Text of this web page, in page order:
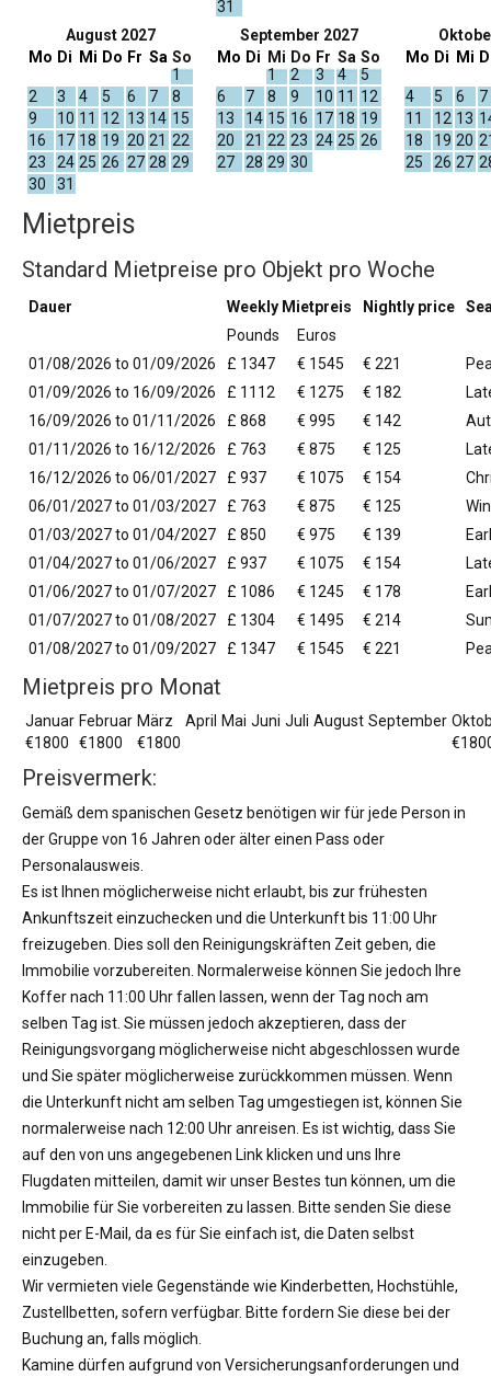
31
August 2027
Mo Di Mi Do Fr Sa So
1
2
3 4 5 6 7
8
9
10 11 12 13 14 15
16
17 18 19 20 21 22
23
24 25 26 27 28 29
30
31
September 2027
Mo Di
Mi
1
Do
2
Fr
3
Sa
4
So
5
6
7 8 9 10 11 12
13
14 15 16 17 18 19
20
21 22 23 24 25 26
27
28 29 30
Mo Di Mi
4 5 6
7
11
12 13
18
19 20
25
26 27
Mietpreis
Standard Mietpreise pro Objekt pro Woche
Dauer Weekly Mietpreis Nightly price
Pounds
Euros
01/08/2026 to 01/09/2026
£ 1347 € 1545 € 221
01/09/2026 to 16/09/2026
£ 1112 € 1275 € 182
16/09/2026 to 01/11/2026
£ 868 € 995 € 142
01/11/2026 to 16/12/2026
£ 763 € 875 € 125
16/12/2026 to 06/01/2027
£ 937 € 1075 € 154
06/01/2027 to 01/03/2027
£ 763 € 875 € 125
01/03/2027 to 01/04/2027
£ 850 € 975 € 139
01/04/2027 to 01/06/2027
£ 937 € 1075 € 154
01/06/2027 to 01/07/2027
£ 1086 € 1245 € 178
01/07/2027 to 01/08/2027
£ 1304 € 1495 € 214
01/08/2027 to 01/09/2027
£ 1347 € 1545 € 221
Mietpreis pro Monat
Januar Februar März April Mai Juni Juli August September
€1800
€1800 €1800
Preisvermerk:
Gemäß dem spanischen Gesetz benötigen wir für jede Person in
der Gruppe von 16 Jahren oder älter einen Pass oder
Personalausweis.
Es ist Ihnen möglicherweise nicht erlaubt, bis zur frühesten
Ankunftszeit einzuchecken und die Unterkunft bis 11:00 Uhr
freizugeben. Dies soll den Reinigungskräften Zeit geben, die
Immobilie vorzubereiten. Normalerweise können Sie jedoch Ihre
Koffer nach 11:00 Uhr fallen lassen, wenn der Tag noch am
selben Tag ist. Sie müssen jedoch akzeptieren, dass der
Reinigungsvorgang möglicherweise nicht abgeschlossen wurde
und Sie später möglicherweise zurückkommen müssen. Wenn
die Unterkunft nicht am selben Tag umgestiegen ist, können Sie
normalerweise nach 12:00 Uhr anreisen. Es ist wichtig, dass Sie
auf den von uns angegebenen Link klicken und uns Ihre
Flugdaten mitteilen, damit wir unser Bestes tun können, um die
Immobilie für Sie vorbereiten zu lassen. Bitte senden Sie diese
nicht per E-Mail, da es für Sie einfach ist, die Daten selbst
einzugeben.
Wir vermieten viele Gegenstände wie Kinderbetten, Hochstühle,
Zustellbetten, sofern verfügbar. Bitte fordern Sie diese bei der
Buchung an, falls möglich.
Kamine dürfen aufgrund von Versicherungsanforderungen und